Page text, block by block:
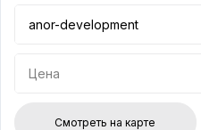
Цена
Смотреть на карте